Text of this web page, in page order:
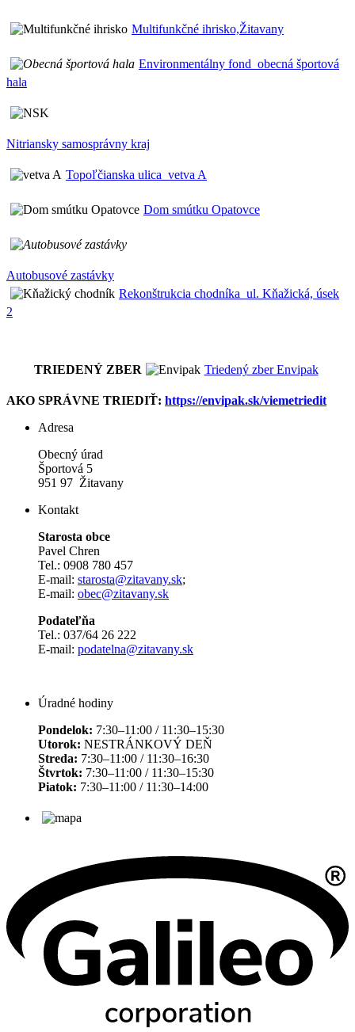
Multifunkčné ihrisko,Žitavany
Environmentálny fond_obecná športová
hala
Nitriansky samosprávny kraj
Topoľčianska ulica_vetva A
Dom smútku Opatovce
Autobusové zastávky
Rekonštrukcia chodníka_ul. Kňažická, úsek
2
TRIEDENÝ ZBER Triedený zber Envipak
AKO SPRÁVNE TRIEDIŤ: https://envipak.sk/viemetriedit
Adresa
Obecný úrad
Športová 5
951 97 Žitavany
Kontakt
Starosta obce
Pavel Chren
Tel.: 0908 780 457
E-mail: starosta@zitavany.sk;
E-mail: obec@zitavany.sk
Podateľňa
Tel.: 037/64 26 222
E-mail: podatelna@zitavany.sk
Úradné hodiny
Pondelok: 7:30–11:00 / 11:30–15:30
Utorok: NESTRÁNKOVÝ DEŇ
Streda: 7:30–11:00 / 11:30–16:30
Štvrtok: 7:30–11:00 / 11:30–15:30
Piatok: 7:30–11:00 / 11:30–14:00